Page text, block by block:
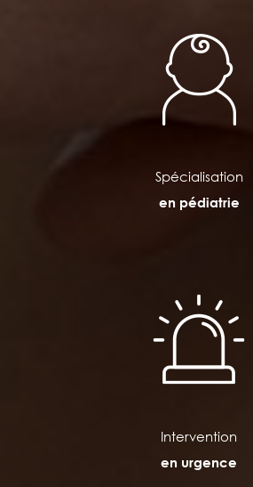
Spécialisation
en pédiatrie
Intervention
en urgence